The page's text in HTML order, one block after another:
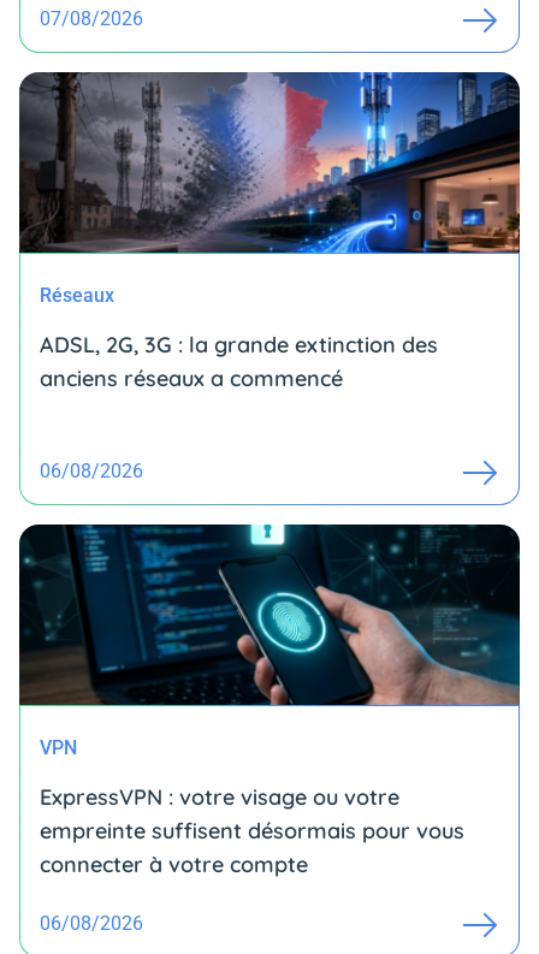
07/08/2026
Réseaux
ADSL, 2G, 3G : la grande extinction des
anciens réseaux a commencé
06/08/2026
VPN
ExpressVPN : votre visage ou votre
empreinte suffisent désormais pour vous
connecter à votre compte
06/08/2026